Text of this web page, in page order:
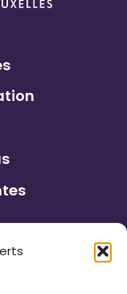
et ses
à son